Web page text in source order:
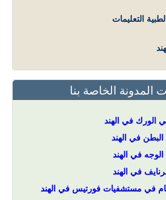
التعليمات
المدونة الخاصة بنا